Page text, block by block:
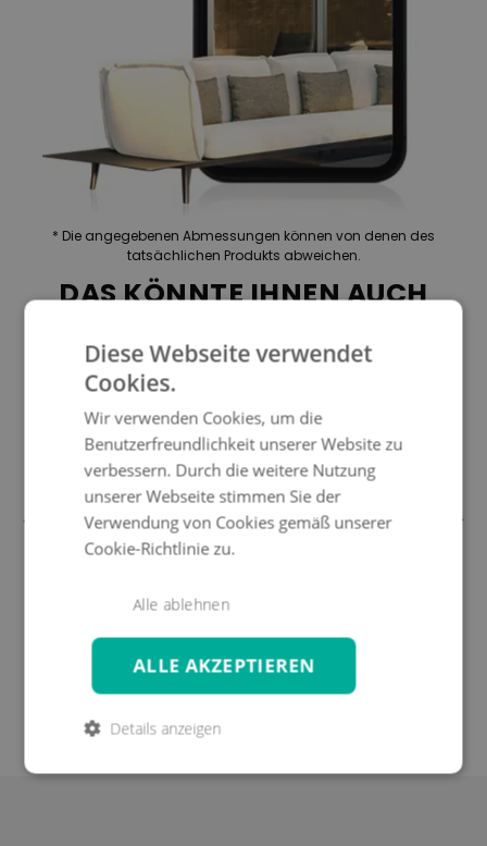
* Die angegebenen Abmessungen können von denen des
tatsächlichen Produkts abweichen.
DAS KÖNNTE IHNEN AUCH
CADORADining XL mit Feuertisch
Diese Webseite verwendet
Cookies.
Wir verwenden Cookies, um die
Benutzerfreundlichkeit unserer Website zu
verbessern. Durch die weitere Nutzung
unserer Webseite stimmen Sie der
Verwendung von Cookies gemäß unserer
Cookie-Richtlinie zu.
ALLE AKZEPTIEREN
Alle ablehnen
Details anzeigen